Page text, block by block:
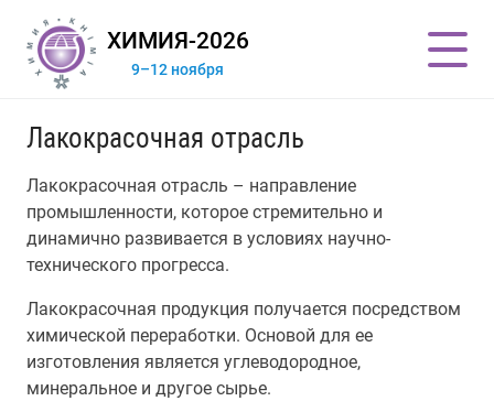
ХИМИЯ-2026
9–12 ноября
Лакокрасочная отрасль
Лакокрасочная отрасль – направление
промышленности, которое стремительно и
динамично развивается в условиях научно-
технического прогресса.
Лакокрасочная продукция получается посредством
химической переработки. Основой для ее
изготовления является углеводородное,
минеральное и другое сырье.